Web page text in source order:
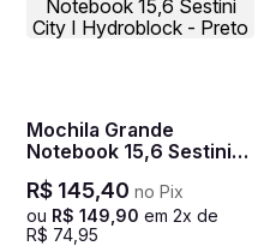
Mochila Grande
Notebook 15,6 Sestini
City I Hydroblock -
Preto
R$ 145,40 no Pix
ou R$ 149 90 em 2x de
R$ 74 95